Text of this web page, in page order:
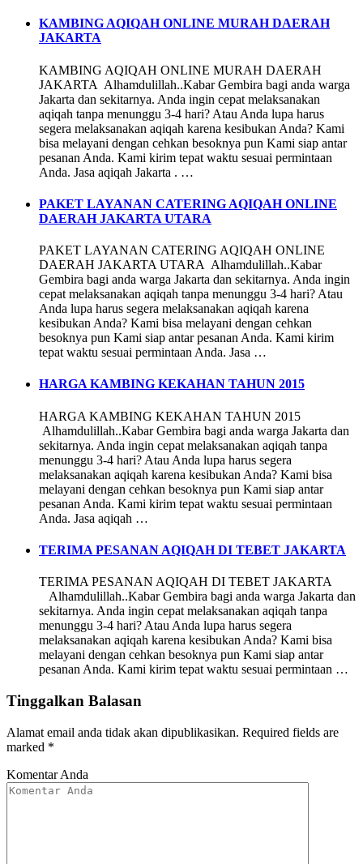
KAMBING AQIQAH ONLINE MURAH DAERAH
JAKARTA
KAMBING AQIQAH ONLINE MURAH DAERAH
JAKARTA Alhamdulillah..Kabar Gembira bagi anda warga
Jakarta dan sekitarnya. Anda ingin cepat melaksanakan
aqiqah tanpa menunggu 3-4 hari? Atau Anda lupa harus
segera melaksanakan aqiqah karena kesibukan Anda? Kami
bisa melayani dengan cehkan besoknya pun Kami siap antar
pesanan Anda. Kami kirim tepat waktu sesuai permintaan
Anda. Jasa aqiqah Jakarta . …
PAKET LAYANAN CATERING AQIQAH ONLINE
DAERAH JAKARTA UTARA
PAKET LAYANAN CATERING AQIQAH ONLINE
DAERAH JAKARTA UTARA Alhamdulillah..Kabar
Gembira bagi anda warga Jakarta dan sekitarnya. Anda ingin
cepat melaksanakan aqiqah tanpa menunggu 3-4 hari? Atau
Anda lupa harus segera melaksanakan aqiqah karena
kesibukan Anda? Kami bisa melayani dengan cehkan
besoknya pun Kami siap antar pesanan Anda. Kami kirim
tepat waktu sesuai permintaan Anda. Jasa …
HARGA KAMBING KEKAHAN TAHUN 2015
HARGA KAMBING KEKAHAN TAHUN 2015
Alhamdulillah..Kabar Gembira bagi anda warga Jakarta dan
sekitarnya. Anda ingin cepat melaksanakan aqiqah tanpa
menunggu 3-4 hari? Atau Anda lupa harus segera
melaksanakan aqiqah karena kesibukan Anda? Kami bisa
melayani dengan cehkan besoknya pun Kami siap antar
pesanan Anda. Kami kirim tepat waktu sesuai permintaan
Anda. Jasa aqiqah …
TERIMA PESANAN AQIQAH DI TEBET JAKARTA
TERIMA PESANAN AQIQAH DI TEBET JAKARTA
Alhamdulillah..Kabar Gembira bagi anda warga Jakarta dan
sekitarnya. Anda ingin cepat melaksanakan aqiqah tanpa
menunggu 3-4 hari? Atau Anda lupa harus segera
melaksanakan aqiqah karena kesibukan Anda? Kami bisa
melayani dengan cehkan besoknya pun Kami siap antar
pesanan Anda. Kami kirim tepat waktu sesuai permintaan …
Tinggalkan Balasan
Alamat email anda tidak akan dipublikasikan. Required fields are
marked *
Komentar Anda